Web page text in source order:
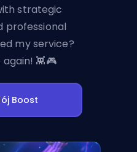
strategic
professional
my service?
👾🎮
Boost